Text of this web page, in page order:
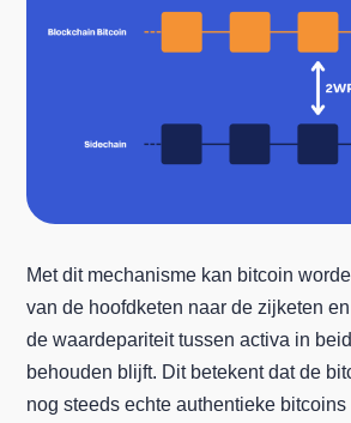
Met dit mechanisme kan bitcoin
van de hoofdketen naar de zijketen
de waardepariteit tussen activa in
behouden blijft. Dit betekent dat de
nog steeds echte authentieke bitcoins